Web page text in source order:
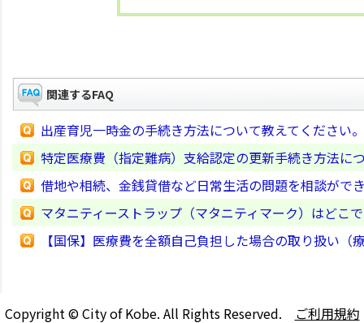
関連するFAQ
出産育児一時金の手続き方法について教えてください。
特定医療費（指定難病）支給認定の更新手続き方法に
借地や相続、金銭貸借など日常生活の問題を相談がで
マタニティーストラップ（マタニティマーク）はどこ
【国保】医療費を全額自己負担した場合の取り扱い
Copyright © City of Kobe. All Rights Reserved. ご利用規約